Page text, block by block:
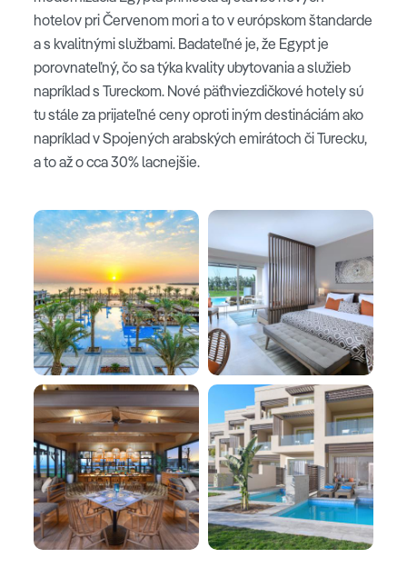
hotelov pri Červenom mori a to v európskom štandarde
a s kvalitnými službami. Badateľné je, že Egypt je
porovnateľný, čo sa týka kvality ubytovania a služieb
napríklad s Tureckom. Nové päťhviezdičkové hotely sú
tu stále za prijateľné ceny oproti iným destináciám ako
napríklad v Spojených arabských emirátoch či Turecku,
a to až o cca 30% lacnejšie.